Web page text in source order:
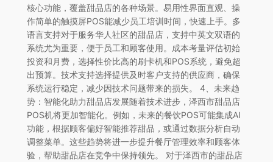
核心功能，覆盖甜品店的各种场景。易用性界面直观、操
作简单的触摸屏POS能减少员工培训时间，快速上手。多
语言支持对于服务华人社区的甜品店，支持中英文双语的
系统尤为重要，便于员工和顾客使用。成本考量评估初始
投资和月费，选择性价比高的刷卡机和POS系统，避免超
出预算。技术支持选择提供及时客户支持的供应商，确保
系统运行稳定，减少因技术问题带来的损失。 4、未来趋
势：智能化助力甜品店发展随着技术进步，泽西市甜品店
POS机将更加智能化。例如，未来的餐饮POS可能集成AI
功能，根据顾客偏好智能推荐甜品，或通过数据分析自动
调整菜单。这些趋势将进一步提升餐厅管理效率和顾客体
验，帮助甜品店在竞争中保持领先。 对于泽西市的甜品店